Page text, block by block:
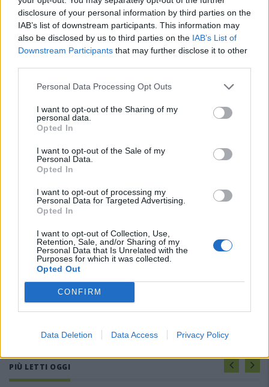
disclosure of your personal information by third parties on the
IAB’s list of downstream participants. This information may
also be disclosed by us to third parties on the IAB’s List of
Downstream Participants that may further disclose it to other
Personal Data Processing Opt Outs
I want to opt-out of the Sharing of my
personal data.
Opted In
I want to opt-out of the Sale of my
Personal Data.
Opted In
I want to opt-out of processing my
Personal Data for Targeted Advertising.
Opted In
I want to opt-out of Collection, Use,
Retention, Sale, and/or Sharing of my
Personal Data that Is Unrelated with the
Purposes for which it was collected.
Opted Out
CONFIRM
Data Deletion Data Access Privacy Policy
PIÙ LETTI OGGI